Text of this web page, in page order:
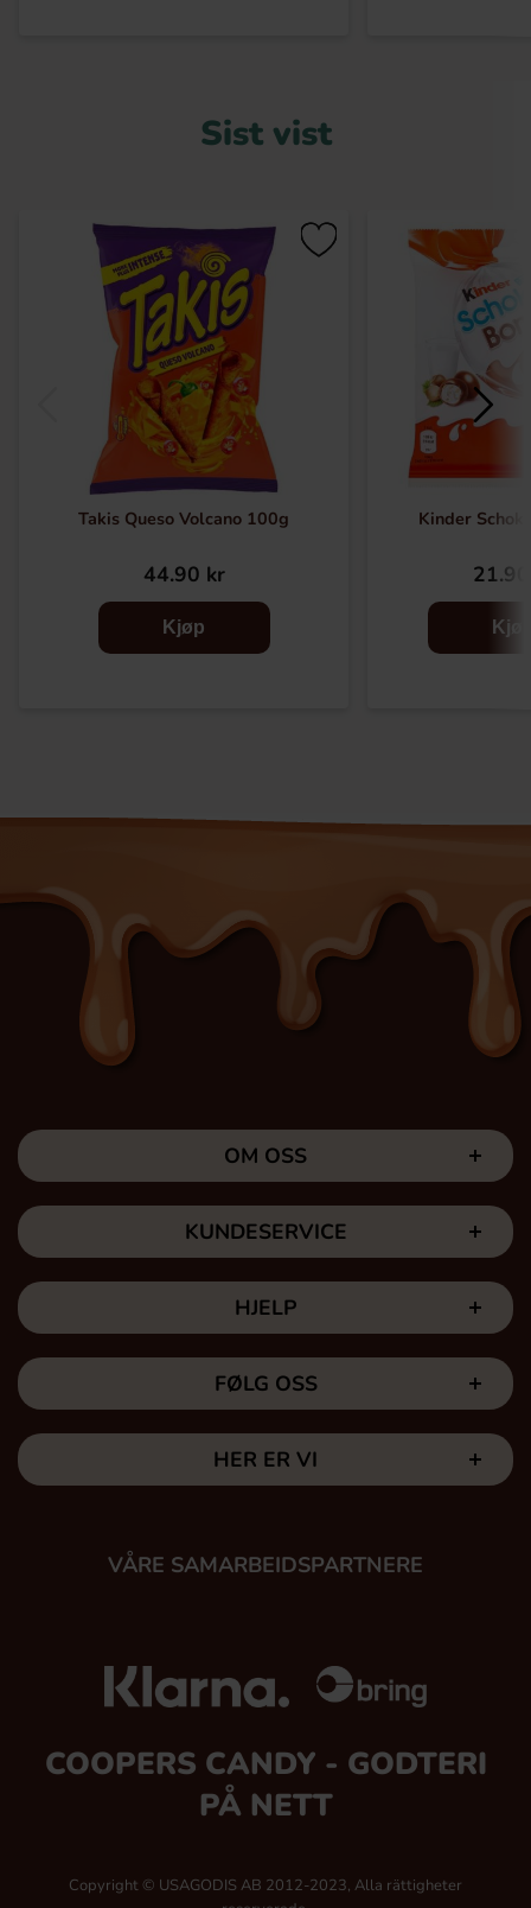
Sist vist
Takis Queso Volcano 100g
44.90 kr
Kjøp
Kinder
OM OSS
KUNDESERVICE
HJELP
FØLG OSS
HER ER VI
VÅRE SAMARBEIDSPARTNERE
COOPERS CANDY - GODTERI
PÅ NETT
Copyright © USAGODIS AB 2012-2023, Alla rättigheter